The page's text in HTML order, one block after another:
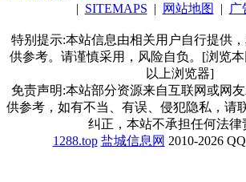
| SITEMAPS | 网站地图 | 广
特别提示:本站信息由相关用户自行提供
供参考。请谨慎采用，风险自负。[浏览本
以上浏览器]
免责声明:本站部分资源来自互联网或网
供参考，如有不当、有误、侵犯隐私，请
纠正，本站不承担任何法律
1288.top 盐城信息网 2010-2026